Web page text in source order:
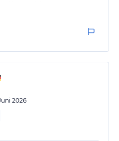
so schön wie
sind sehr klein, aber
die wenigsten Zeit
ist spektakulär! Die
ist herausragend! Die
2026